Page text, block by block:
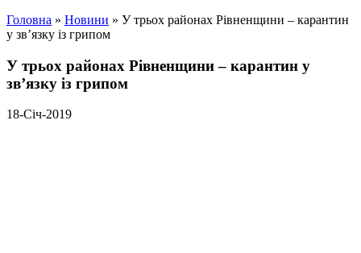
Головна » Новини » У трьох районах Рівненщини – карантин
у зв’язку із грипом
У трьох районах Рівненщини – карантин у
зв’язку із грипом
18-Січ-2019